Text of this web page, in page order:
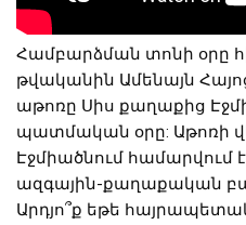
Համբարձման տոնի օրը
թվականին Ամենայն
աթոռը Սիս քաղաքից
պատմական օրը: Աթոռի
Էջմիածնում համարվում
ազգային-քաղաքական
Արդյո՞ք եթե